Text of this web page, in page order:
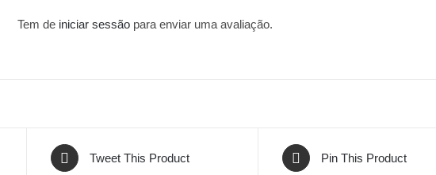
Tem de iniciar sessão para enviar uma avaliação.
Tweet This Product Pin This Product